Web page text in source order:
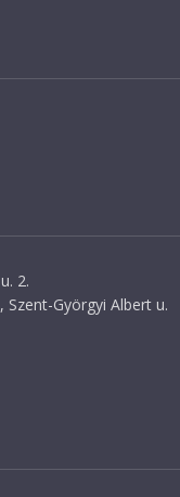
2.
Györgyi Albert u.